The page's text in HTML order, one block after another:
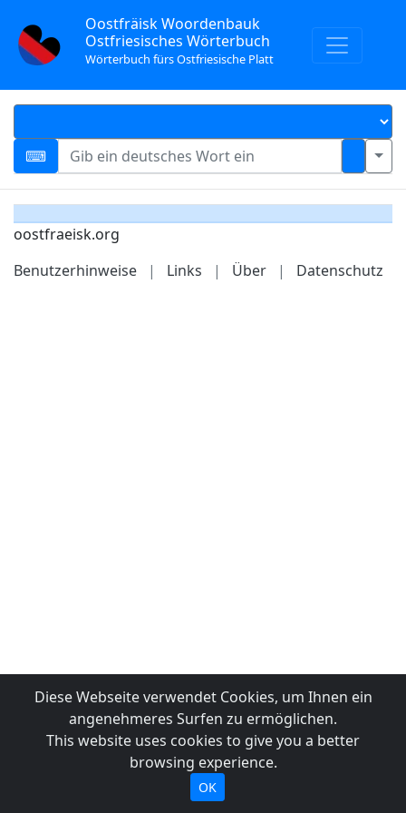
Oostfräisk Woordenbauk
Ostfriesisches Wörterbuch
Wörterbuch fürs Ostfriesische Platt
oostfraeisk.org
Benutzerhinweise
| Links | Über | Datenschutz
Diese Webseite verwendet Cookies, um Ihnen ein
angenehmeres Surfen zu ermöglichen.
This website uses cookies to give you a better
browsing experience.
OK